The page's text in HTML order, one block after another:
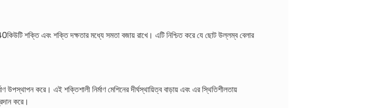
শক্তি এবং শক্তি দক্ষতার মধ্যে সমতা বজায় রাখে। এটি নিশ্চিত করে যে ছোট উল্লম্ব বেলার
করে। এই শক্তিশালী নির্মাণ মেশিনের দীর্ঘস্থায়িত্ব বাড়ায় এবং এর স্থিতিশীলতায়
করে।